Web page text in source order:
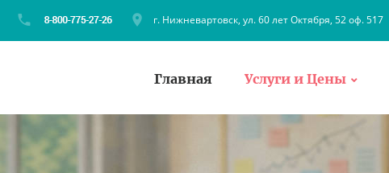
г. Нижневартовск, ул. 60 лет Октября, 52 оф. 517
Главная Услуги и Цены